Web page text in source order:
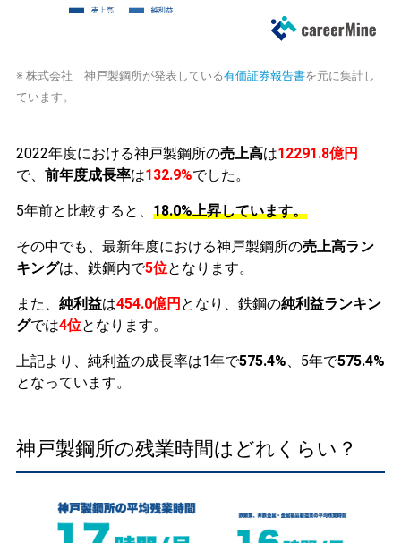
※ 株式会社 神戸製鋼所が発表している有価証券報告書を元に集計し
ています。
2022年度における神戸製鋼所の売上高は12291.8億円
で、 前年度成長率は132.9%でした。
5年前と比較すると、 18.0%上昇しています。
その中でも、最新年度における神戸製鋼所の売上高ラン
キングは、鉄鋼内で5位となります。
また、 純利益は454.0億円 となり、鉄鋼の純利益ランキン
グでは4位となります。
上記より、純利益の成長率は1年で575.4%、5年で575.4%
となっています。
神戸製鋼所の残業時間はどれくらい？